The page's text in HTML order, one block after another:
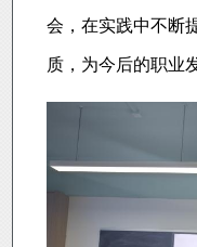
会，在实践中不断
质，为今后的职业